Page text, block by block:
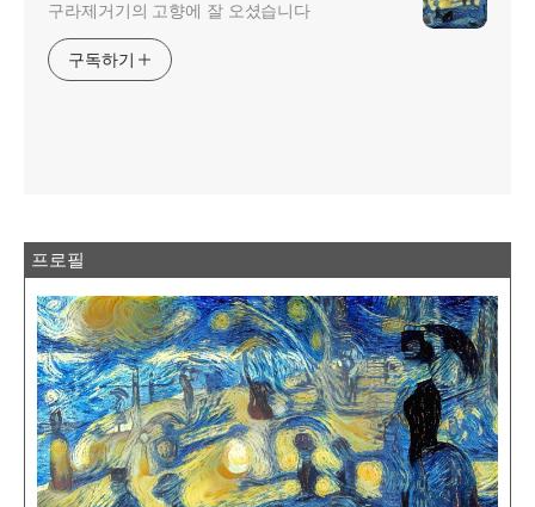
구라제거기의 고향에 잘 오셨습니다
구독하기
프로필